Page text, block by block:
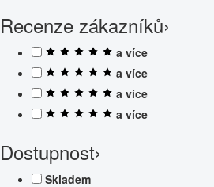
Recenze zákazníků›
a více
a více
a více
a více
Dostupnost›
Skladem